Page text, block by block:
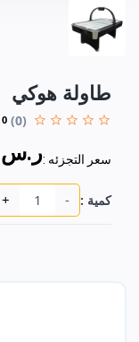
طاولة هوكي
(0)
0
سعر التجزئه :ر.س2,300.00
كمية : -
+